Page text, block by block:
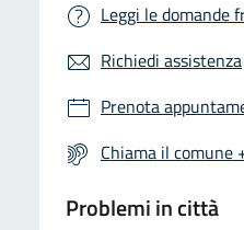
Leggi le domande
Richiedi assistenza
Prenota
Chiama il comune
Problemi in città